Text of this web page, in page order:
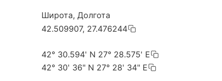
Широта, Долгота
42.509907, 27.476244
42° 30.594' N 27° 28.575' E
42° 30' 36" N 27° 28' 34" E